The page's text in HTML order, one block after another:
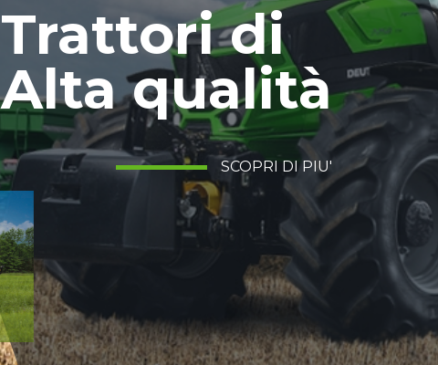
Trattori di
Alta qualità
SCOPRI DI PIU'